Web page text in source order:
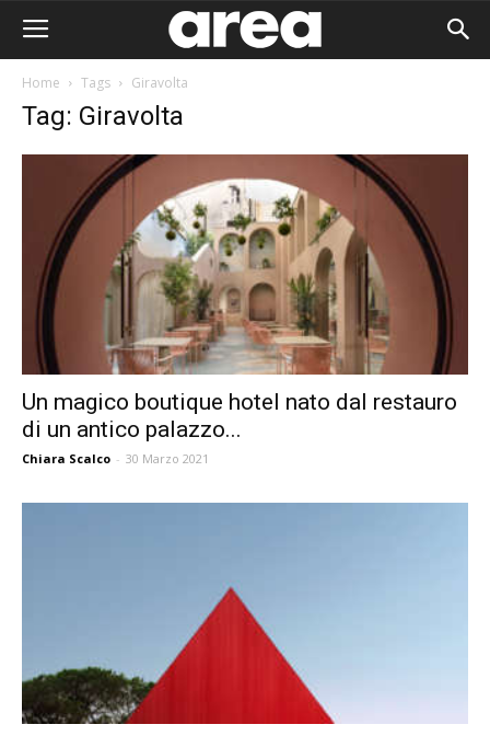
Home Tags Giravolta
Tag: Giravolta
Un magico boutique hotel nato dal restauro
di un antico palazzo...
Chiara Scalco - 30 Marzo 2021